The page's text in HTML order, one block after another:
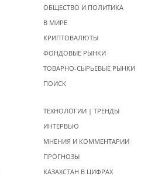
ОБЩЕСТВО И ПОЛИТИКА
В МИРЕ
КРИПТОВАЛЮТЫ
ФОНДОВЫЕ РЫНКИ
ТОВАРНО-СЫРЬЕВЫЕ РЫНКИ
ПОИСК
ТЕХНОЛОГИИ | ТРЕНДЫ
ИНТЕРВЬЮ
МНЕНИЯ И КОММЕНТАРИИ
ПРОГНОЗЫ
КАЗАХСТАН В ЦИФРАХ